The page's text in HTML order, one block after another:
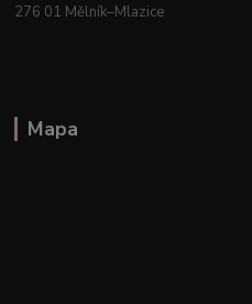
276 01 Mělník–Mlazice
Mapa